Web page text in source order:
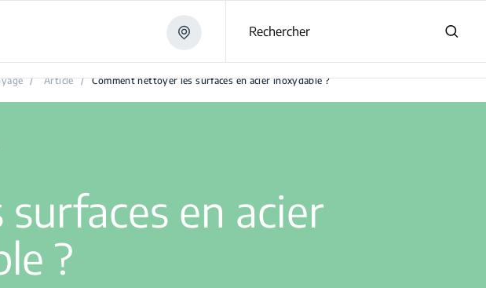
Rechercher
/ Article / Comment nettoyer les surfaces en acier inoxydable ?
en acier
?
inoxydable ?